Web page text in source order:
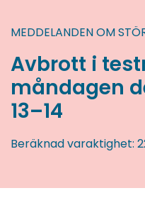
MEDDELANDEN OM
Avbrott i
måndagen
13–14
Beräknad varaktighet: